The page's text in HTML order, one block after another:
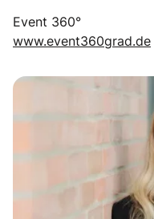
Event 360°
www.event360grad.de